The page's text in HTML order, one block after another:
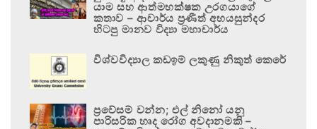
යාම සහ ආත්මභක්ෂක උරගයාගේ
කතාව – ආචාර්ය ප්‍රණීත් අභයසුන්දර
හිටපු මානව විද්‍යා මහාචාර්ය
විශ්වවිද්‍යාල කඩඉම් ලකුණු නිකුත් කෙරේ
ප්‍රවේසම් වන්න; එල් නිනෝ යනු
පාරිසරික හෘද රෝග අවදානමකි –